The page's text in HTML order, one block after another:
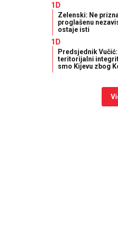
1D
Zelenski: Ne
proglašenu
ostaje isti
1D
Predsjednik
teritorijalni
smo Kijevu zbog